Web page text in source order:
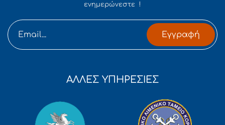
ενημερώνεστε !
Εγγραφή
ΑΛΛΕΣ ΥΠΗΡΕΣΙΕΣ